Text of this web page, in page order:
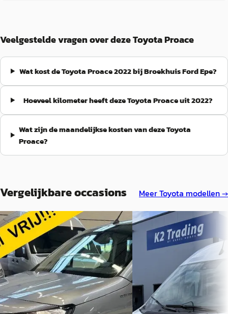
Veelgestelde vragen over deze Toyota Proace
Wat kost de Toyota Proace 2022 bij Broekhuis Ford Epe?
Hoeveel kilometer heeft deze Toyota Proace uit 2022?
Wat zijn de maandelijkse kosten van deze Toyota
Proace?
Vergelijkbare occasions MeerToyota modellen →
Toyota Proace·2023
City Verso Electric Long 7 Persoons
Ongebruikt
€ 27.500
v.a. € 583/mnd
Toyota Proace·2026
Max Proace Max 35 L2H2
140 Meister
v.a. € 498/mnd